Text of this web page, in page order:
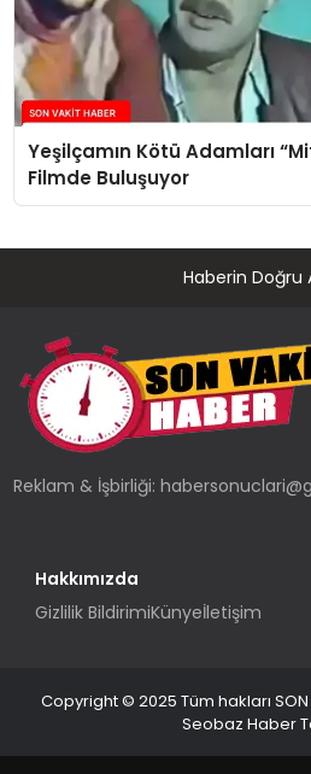
Yeşilçamın Kötü Adamları
Filmde Buluşuyor
Haberin Doğru
Reklam & İşbirliği:
Hakkımızda
Gizlilik BildirimiKünyeİletişim
Copyright © 2025 Tüm hakları SON
Seobaz Haber